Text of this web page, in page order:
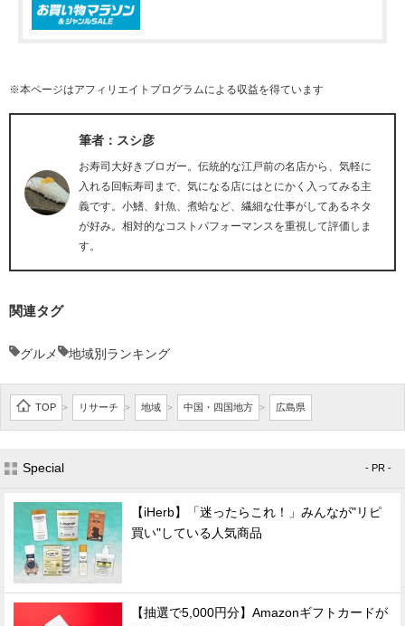
※本ページはアフィリエイトプログラムによる収益を得ています
筆者：スシ彦
お寿司大好きブロガー。伝統的な江戸前の名店から、気軽に
入れる回転寿司まで、気になる店にはとにかく入ってみる主
義です。小鰭、針魚、煮蛤など、繊細な仕事がしてあるネタ
が好み。相対的なコストパフォーマンスを重視して評価しま
す。
関連タグ
グルメ 地域別ランキング
TOP > リサーチ > 地域 > 中国・四国地方 > 広島県
Special - PR -
【iHerb】「迷ったらこれ！」みんなが"リピ
買い"している人気商品
【抽選で5,000円分】Amazonギフトカードが